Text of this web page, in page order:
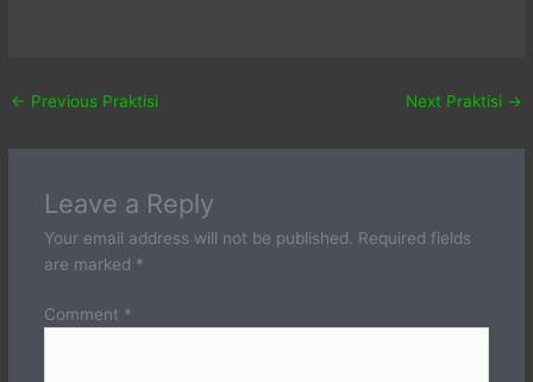
← Previous Praktisi Next Praktisi →
Leave a Reply
Your email address will not be published.
Required fields
are marked *
Comment *